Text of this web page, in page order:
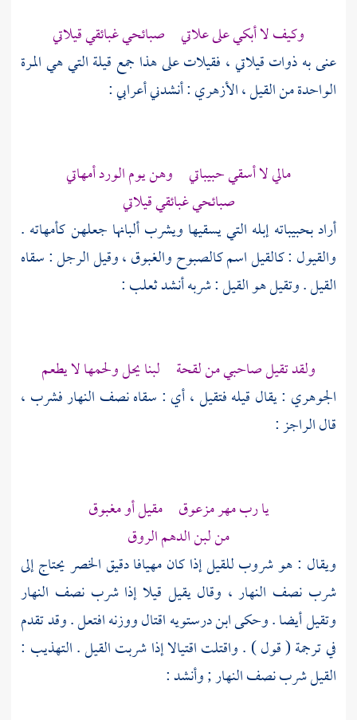
وكيف لا أبكي على علاتي صبائحي غبائقي قيلاتي
عنى به ذوات قيلاتي ، فقيلات على هذا جمع قيلة التي هي المرة
الواحدة من القيل ،الأزهري: أنشدني أعرابي :
مالي لا أسقي حبيباتي وهن يوم الورد أمهاتي
صبائحي غبائقي قيلاتي
أراد بحبيباته إبله التي يسقيها ويشرب ألبانها جعلهن كأمهاته .
والقيول : كالقيل اسم كالصبوح والغبوق ، وقيل الرجل : سقاه
القيل . وتقيل هو القيل : شربه أنشدثعلب:
ولقد تقيل صاحبي من لقحة لبنا يحل ولحمها لا يطعم
الجوهري : يقال قيله فتقيل ، أي : سقاه نصف النهار فشرب ،
قال الراجز :
يا رب مهر مزعوق مقيل أو مغبوق
من لبن الدهم الروق
ويقال : هو شروب للقيل إذا كان مهيافا دقيق الخصر يحتاج إلى
شرب نصف النهار ، وقال يقيل قيلا إذا شرب نصف النهار
وتقيل أيضا . وحكى ابن درستويه اقتال ووزنه افتعل . وقد تقدم
في ترجمة ( قول ) . واقتلت اقتيالا إذا شربت القيل . التهذيب :
القيل شرب نصف النهار ; وأنشد :